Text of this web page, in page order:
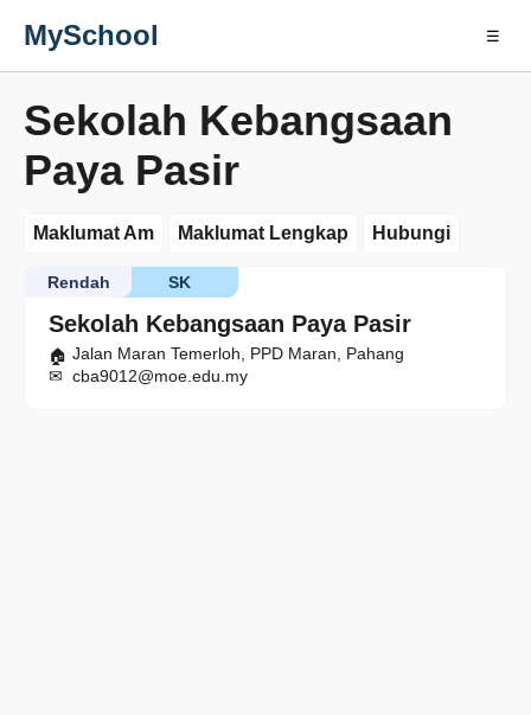
MySchool ☰
Sekolah Kebangsaan
Paya Pasir
Maklumat Am Maklumat Lengkap Hubungi
Sekolah Kebangsaan Paya Pasir
SK
Rendah
Jalan Maran Temerloh, PPD Maran, Pahang
cba9012@moe.edu.my